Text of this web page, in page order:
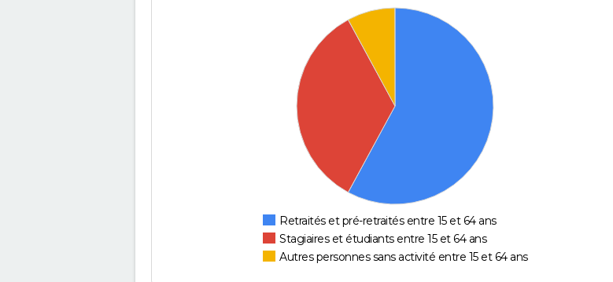
Retraités et pré-retraités entre 15 et 64 ans
Stagiaires et étudiants entre 15 et 64 ans
Autres personnes sans activité entre 15 et 64 ans